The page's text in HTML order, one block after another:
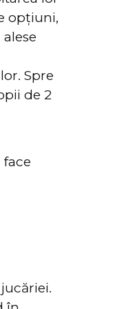
opțiuni,
Spre
de 2